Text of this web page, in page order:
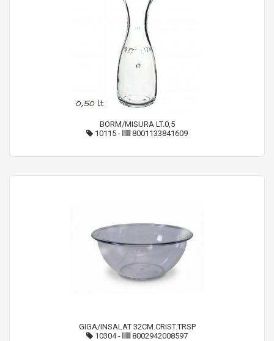
BORM/MISURA LT.0,5
10115 - 8001133841609
GIGA/INSALAT 32CM.CRIST.TRSP
10304- 8002942008597